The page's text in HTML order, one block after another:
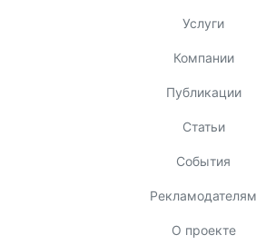
Услуги
Компании
Публикации
Статьи
События
Рекламодателям
О проекте